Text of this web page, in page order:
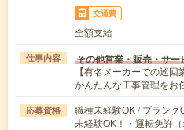
交通費
全額支給
仕事内容 その他営業・販売・サー
【有名メーカーでの巡
かんたんな工事管理を
応募資格
職種未経験OK / ブランク
未経験OK！・運転免許（